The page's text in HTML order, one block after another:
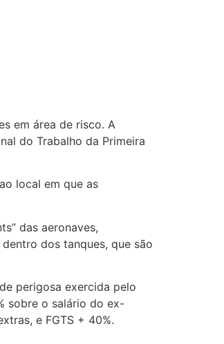
em área de risco. A
do Trabalho da Primeira
local em que as
das aeronaves,
dos tanques, que são
perigosa exercida pelo
sobre o salário do ex-
e FGTS + 40%.